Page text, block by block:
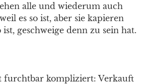
alle und wiederum auch
es so ist, aber sie kapieren
geschweige denn zu sein hat.
furchtbar kompliziert: Verkauft